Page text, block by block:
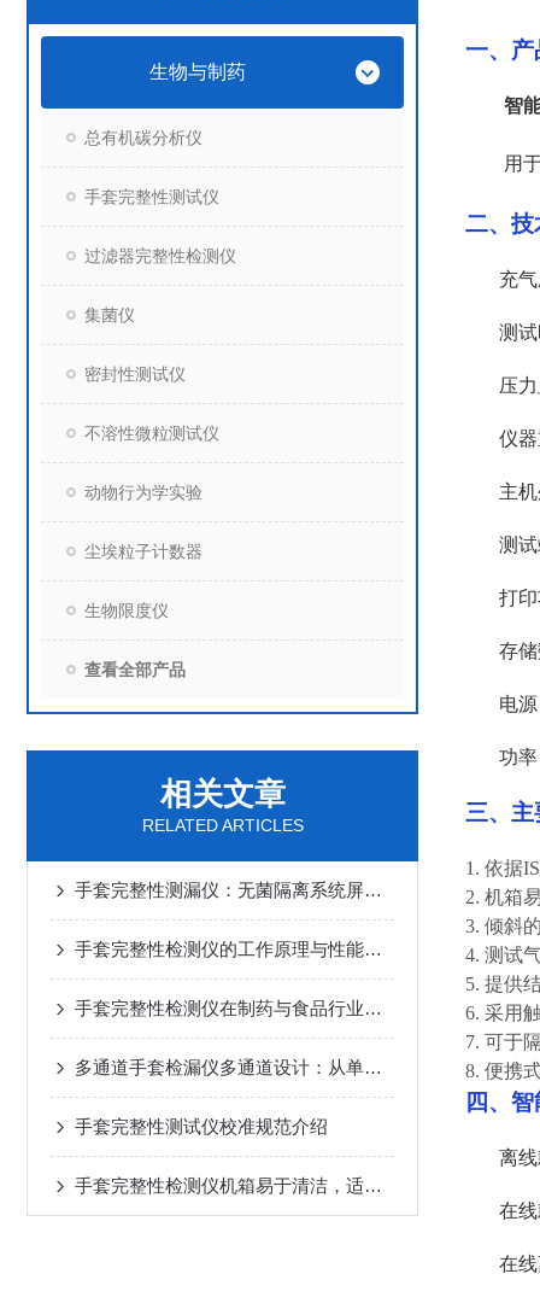
生物与制药
总有机碳分析仪
手套完整性测试仪
过滤器完整性检测仪
集菌仪
密封性测试仪
不溶性微粒测试仪
动物行为学实验
尘埃粒子计数器
生物限度仪
查看全部产品
相关文章
RELATED ARTICLES
手套完整性测漏仪：无菌隔离系统屏障完整性检测核心设备
手套完整性检测仪的工作原理与性能评测
手套完整性检测仪在制药与食品行业的实战应用
多通道手套检漏仪多通道设计：从单工位到并行检测的升级
手套完整性测试仪校准规范介绍
手套完整性检测仪机箱易于清洁，适合于洁净区内使用
一、产
智
用
二、技
充
测
压
仪
主
测
打
存
电
功
三、
1. 依据
2. 机箱
3. 倾斜
4. 测试
5. 提供
6. 采用
7. 可于
8. 便携
四、 智
离
在
在